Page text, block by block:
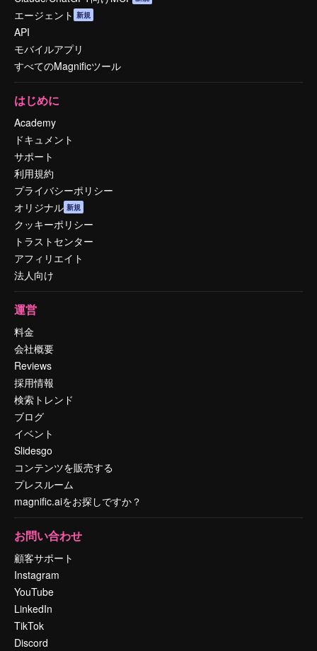
エージェント 新規
API
モバイルアプリ
すべてのMagnificツール
はじめに
Academy
ドキュメント
サポート
利用規約
プライバシーポリシー
オリジナル 新規
クッキーポリシー
トラストセンター
アフィリエイト
法人向け
運営
料金
会社概要
Reviews
採用情報
検索トレンド
ブログ
イベント
Slidesgo
コンテンツを販売する
プレスルーム
magnific.aiをお探しですか？
お問い合わせ
顧客サポート
Instagram
YouTube
LinkedIn
TikTok
Discord